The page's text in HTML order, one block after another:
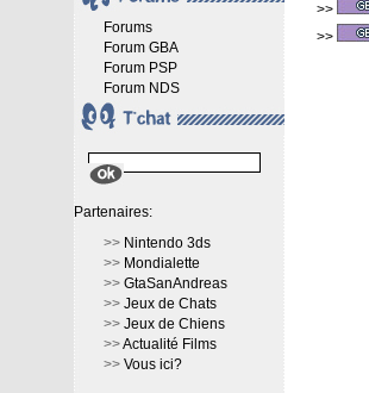
Forums
Forum GBA
Forum PSP
Forum NDS
Partenaires:
>> Nintendo 3ds
>> Mondialette
>> GtaSanAndreas
>> Jeux de Chats
>> Jeux de Chiens
>>Actualité Films
>> Vous ici?
>>
>>